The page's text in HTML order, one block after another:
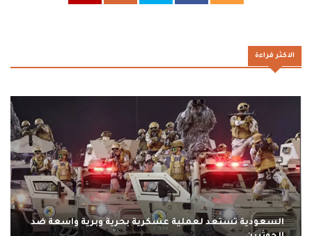
الاكثر قراءة
السعودية تستعد لعملية عسكرية بحرية وبرية واسعة ضد